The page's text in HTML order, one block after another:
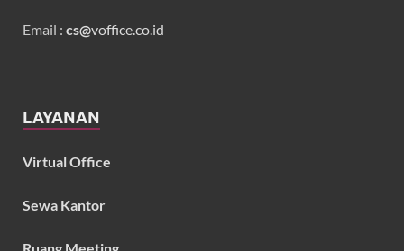
Email : cs@voffice.co.id
LAYANAN
Virtual Office
Sewa Kantor